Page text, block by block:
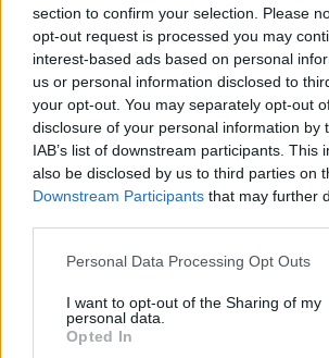
section to confirm your selection. Please
opt-out request is processed you may
interest-based ads based on personal
us or personal information disclosed to
your opt-out. You may separately opt-out
disclosure of your personal information by
IAB’s list of downstream participants. This
also be disclosed by us to third parties on
Downstream Participants that may further
Personal Data Processing Opt Outs
I want to opt-out of the Sharing of my
personal data.
Opted In
Karamell-Schokoriegel-Kuchen
Leicht
Moelleux au Chocolat
Leicht
Low Carb-Schokokuchen
Sauerkraut-Schoko-Kuchen